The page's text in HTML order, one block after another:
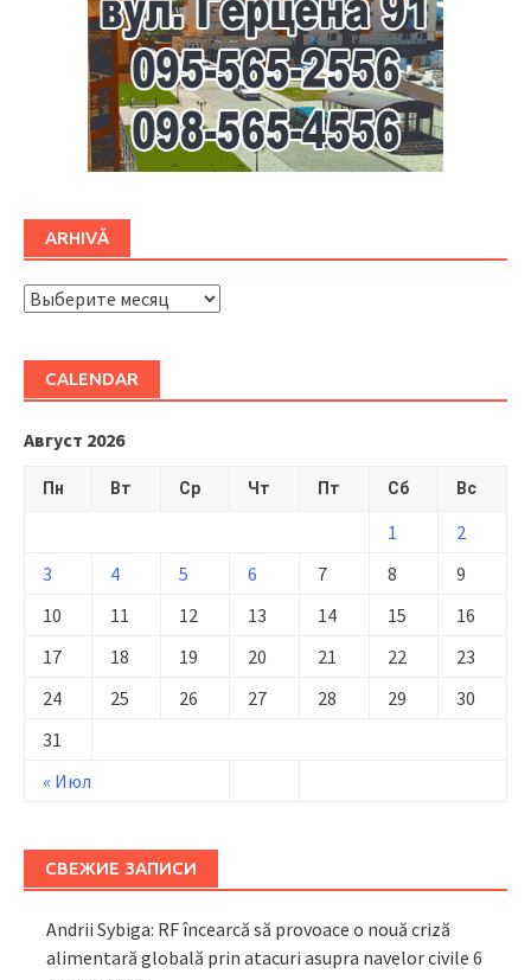
ARHIVĂ
ARHIVĂ
CALENDAR
Август 2026
Пн Вт Ср Чт Пт Сб Вс
« Июл
1
2
3
4 5 6 7 8
9
10
11 12 13 14 15
16
17
18 19 20 21 22
23
24
25 26 27 28 29
30
31
СВЕЖИЕ ЗАПИСИ
Andrii Sybiga: RF încearcă să provoace o nouă criză
alimentară globală prin atacuri asupra navelor civile 6